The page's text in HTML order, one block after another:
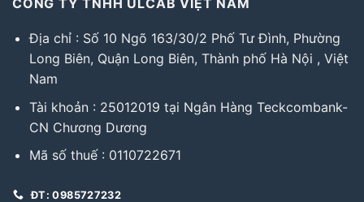
CÔNG TY TNHH ULCAB VIỆT NAM
Địa chỉ : Số 10 Ngõ 163/30/2 Phố Tư Đình, Phường
Long Biên, Quận Long Biên, Thành phố Hà Nội , Việt
Nam
Tài khoản : 25012019 tại Ngân Hàng Teckcombank-
CN Chương Dương
Mã số thuế : 0110722671
ĐT: 0985727232